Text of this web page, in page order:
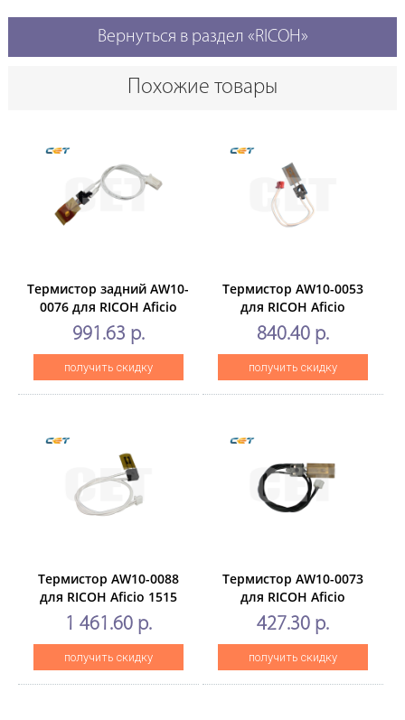
Вернуться в раздел «RICOH»
Похожие товары
Термистор задний AW10-
0076 для RICOH Aficio
1060/1075(CET), CET6079
991.63 р.
получить скидку
Термистор AW10-0053
для RICOH Aficio
1022/1027 (CET),CET4493
840.40 р.
получить скидку
Термистор AW10-0088
для RICOH Aficio 1515
(CET), CET6047
1 461.60 р.
получить скидку
Термистор AW10-0073
для RICOH Aficio
1015/1018 (CET),CET6283
427.30 р.
получить скидку